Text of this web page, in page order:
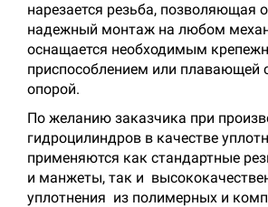
нарезается резьба, позволяющая
надежный монтаж на любом
оснащается необходимым
приспособлением или плавающей
опорой.
По желанию заказчика при
гидроцилиндров в качестве
применяются как стандартные
и манжеты, так и
уплотнения из полимерных и